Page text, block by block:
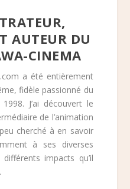
AUTEUR DU
CINEMA
a été entièrement
fidèle passionné du
J’ai découvert le
de l’animation
cherché à en savoir
à ses diverses
impacts qu’il